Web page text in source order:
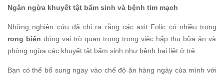
Ngăn ngừa khuyết tật bẩm sinh và bệnh tim mạch
Những nghiên cứu đã chỉ ra rằng các axit Folic có nhiều trong
rong biển đóng vai trò quan trọng trong việc hấp thụ bữa ăn và
phòng ngừa các khuyết tật bẩm sinh như bệnh bại liệt ở trẻ.
Bạn có thể bổ sung ngay vào chế độ ăn hàng ngày của mình với